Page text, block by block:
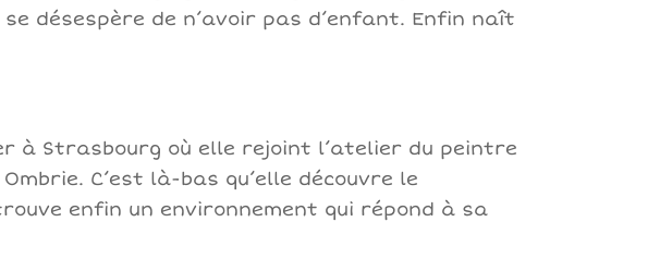
désespère de n’avoir pas d’enfant. Enfin naît
à Strasbourg où elle rejoint l’atelier du peintre
C’est là-bas qu’elle découvre le
enfin un environnement qui répond à sa